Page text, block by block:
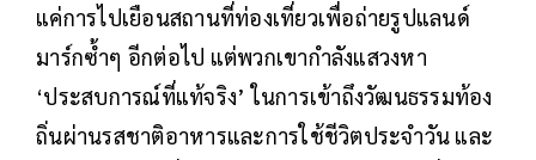
แค่การไปเยือนสถานที่ท่องเที่ยวเพื่อถ่ายรูปแลนด์
มาร์กซ้ำๆ อีกต่อไป แต่พวกเขากำลังแสวงหา
‘ประสบการณ์ที่แท้จริง’ ในการเข้าถึงวัฒนธรรมท้อง
ถิ่นผ่านรสชาติอาหารและการใช้ชีวิตประจำวัน และ